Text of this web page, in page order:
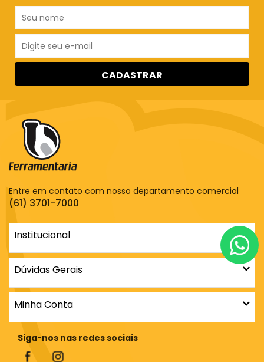
CADASTRAR
Entre em contato com nosso departamento comercial
(61) 3701-7000
Institucional
Dúvidas Gerais
Minha Conta
Siga-nos nas redes sociais